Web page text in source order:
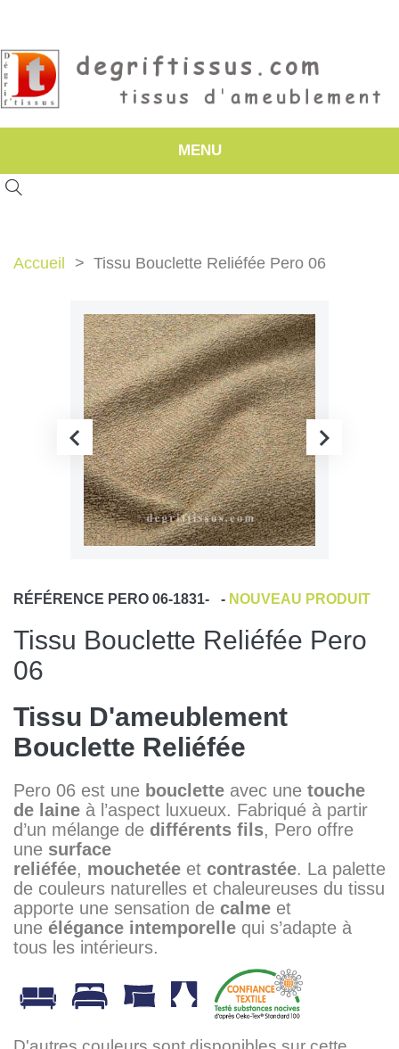
MENU
Accueil Tissu Bouclette Reliéfée Pero 06
RÉFÉRENCE PERO 06-1831- - NOUVEAU PRODUIT
Tissu Bouclette Reliéfée Pero
06
Tissu D'ameublement
Bouclette Reliéfée
Pero 06 est une bouclette avec une touche
de laine à l’aspect luxueux. Fabriqué à partir
d’un mélange de différents fils, Pero offre
une surface
reliéfée, mouchetée et contrastée. La palette
de couleurs naturelles et chaleureuses du tissu
apporte une sensation de calme et
une élégance intemporelle qui s’adapte à
tous les intérieurs.